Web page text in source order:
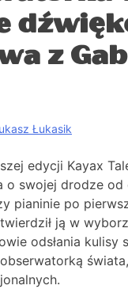
z
Łukasik
edycji Kayax
o swojej drodze od
pianinie po
ją w
odsłania kulisy